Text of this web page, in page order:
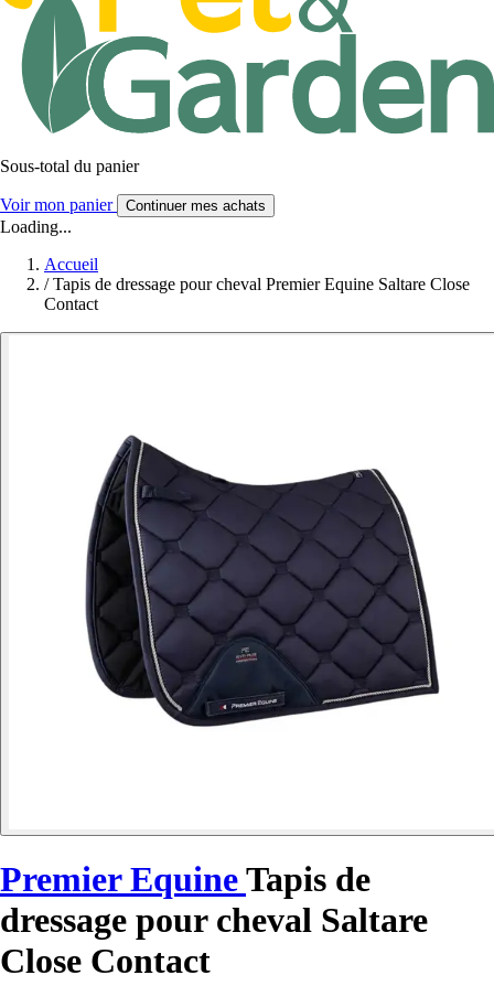
Sous-total du panier
Voir mon panier Continuer mes achats
Loading...
Accueil
/ Tapis de dressage pour cheval Premier Equine Saltare Close
Contact
Premier EquineTapis de
dressage pour cheval Saltare
Close Contact